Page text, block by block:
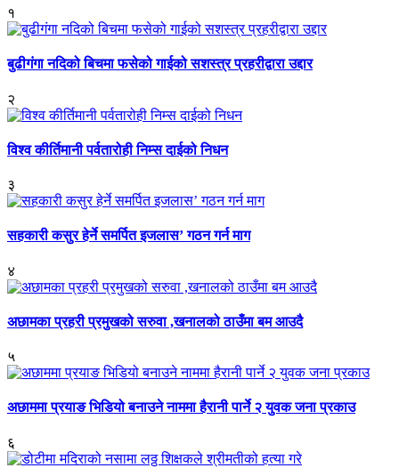
१
बुढीगंगा नदिको बिचमा फसेको गाईको सशस्त्र प्रहरीद्वारा उद्दार
२
विश्व कीर्तिमानी पर्वतारोही निम्स दाईको निधन
३
सहकारी कसुर हेर्ने समर्पित इजलास’ गठन गर्न माग
४
अछामका प्रहरी प्रमुखको सरुवा ,खनालको ठाउँमा बम आउदै
५
अछाममा प्रयाङ भिडियो बनाउने नाममा हैरानी पार्ने २ युवक जना प्रकाउ
६